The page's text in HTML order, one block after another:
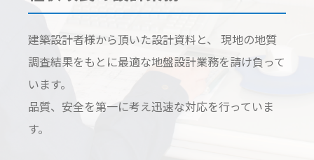
建築設計者様から頂いた設計資料と、 現地の地質
調査結果をもとに最適な地盤設計業務を請け負って
います。
品質、安全を第一に考え迅速な対応を行っていま
す。